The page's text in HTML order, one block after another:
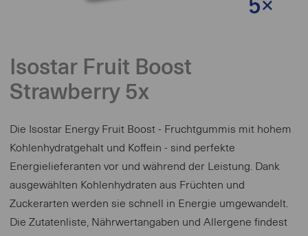
Isostar Fruit Boost
Strawberry 5x
Die Isostar Energy Fruit Boost - Fruchtgummis mit hohem
Kohlenhydratgehalt und Koffein - sind perfekte
Energielieferanten vor und während der Leistung. Dank
ausgewählten Kohlenhydraten aus Früchten und
Zuckerarten werden sie schnell in Energie umgewandelt.
Die Zutatenliste, Nährwertangaben und Allergene findest